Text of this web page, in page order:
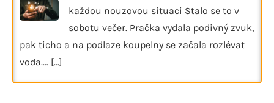
každou nouzovou situaci Stalo se to v
sobotu večer. Pračka vydala podivný zvuk,
pak ticho a na podlaze koupelny se začala rozlévat
voda.… [...]